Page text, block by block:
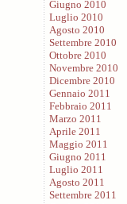
Giugno 2010
Luglio 2010
Agosto 2010
Settembre 2010
Ottobre 2010
Novembre 2010
Dicembre 2010
Gennaio 2011
Febbraio 2011
Marzo 2011
Aprile 2011
Maggio 2011
Giugno 2011
Luglio 2011
Agosto 2011
Settembre 2011